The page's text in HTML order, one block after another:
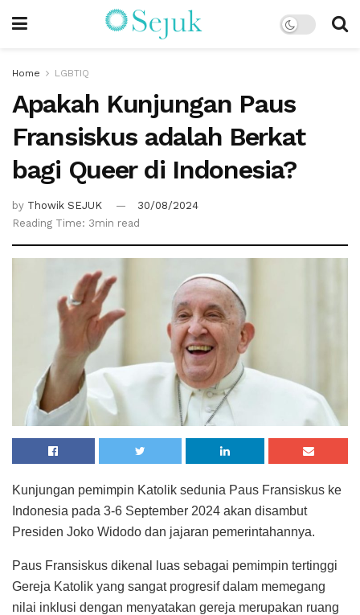
Home LGBTIQ
Apakah Kunjungan Paus
Fransiskus adalah Berkat
bagi Queer di Indonesia?
by Thowik SEJUK
30/08/2024
Reading Time: 3min read
Kunjungan pemimpin Katolik sedunia Paus Fransiskus ke
Indonesia pada 3-6 September 2024 akan disambut
Presiden Joko Widodo dan jajaran pemerintahannya.
Paus Fransiskus dikenal luas sebagai pemimpin tertinggi
Gereja Katolik yang sangat progresif dalam memegang
nilai inklusi dengan menyatakan gereja merupakan ruang